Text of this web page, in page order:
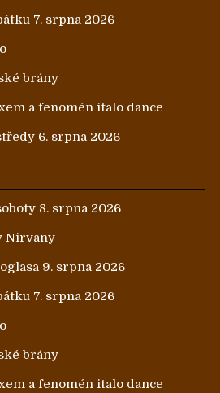
7. srpna 2026
brány
a fenomén italo dance
6. srpna 2026
8. srpna 2026
Nirvany
9. srpna 2026
7. srpna 2026
brány
a fenomén italo dance